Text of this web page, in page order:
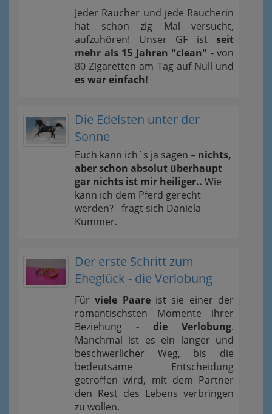
Jeder Raucher und jede Raucherin
hat schon zig Mal versucht,
aufzuhören! Unser GF ist seit
mehr als 15 Jahren "clean" - von
80 Zigaretten am Tag auf Null und
es war einfach!
Die Edelsten unter der
Sonne
Euch kann ich´s ja sagen – nichts,
aber schon absolut überhaupt
gar nichts ist mir heiliger.. Wie
kann ich dem Pferd gerecht
werden? - fragt sich Daniela
Kummer.
Der erste Schritt zum
Eheglück - die Verlobung
Fürviele Paareist sie einer der
romantischsten Momente ihrer
Beziehung - die Verlobung.
Manchmal ist es ein langer und
beschwerlicher Weg, bis die
bedeutsame Entscheidung
getroffen wird, mit dem Partner
den Rest des Lebens verbringen
zu wollen.